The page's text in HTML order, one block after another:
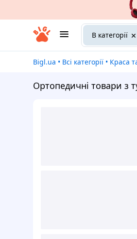
В категорії
Bigl.ua • Всі категорії • Краса
Ортопедичні товари з